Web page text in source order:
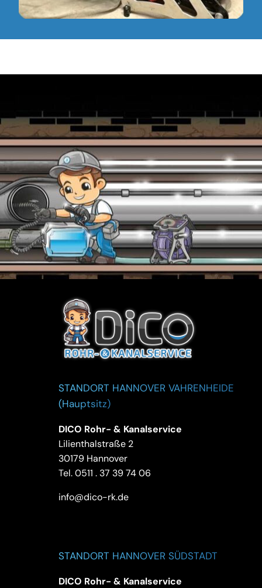
STANDORT HANNOVER VAHRENHEIDE
(Hauptsitz)
DICO Rohr- & Kanalservice
Lilienthalstraße 2
30179 Hannover
Tel.0511 . 37 39 74 06
info@dico-rk.de
STANDORT HANNOVER SÜDSTADT
DICO Rohr- & Kanalservice